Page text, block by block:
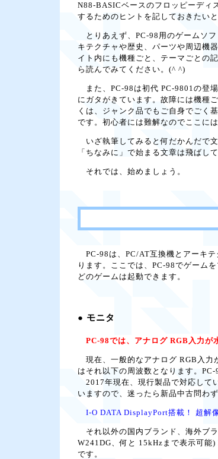
N88-BASICベースのフロッピーディ
するためのヒントを記しておきたい
とりあえず、PC-98用のゲームソフ
キテクチャや歴史、パーツや周辺機
イト内にも機種ごと、テーマごとの
ら読んでみてください。(^ ^)
また、PC-98は初代 PC-9801の登
にガタがきています。故障には機種
くは、ジャンク品でもご自身でごく
です。初心者には難解なのでここに
いざ執筆してみると何だかんだで
「ちなみに」で始まる文章は飛ばし
それでは、始めましょう。
PC-98は、PC/AT互換機とアーキテ
ります。ここでは、PC-98でゲーム
どのゲームは起動できます。
● モニタ
PC-98では、アナログ RGB入力が
現在、一般的なアナログ RGB入力
はそれ以下の周波数となります。
2017年現在、現行製品で対応して
いますので、迷ったら新品中古問わ
I-O DATA DisplayPort搭載！ 超解
それ以外の国内ブランド、海外ブ
W241DG、何と 15kHzまで表示可能
です。